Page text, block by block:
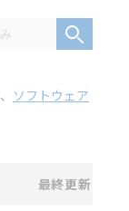
ソフトウェア
最終更新